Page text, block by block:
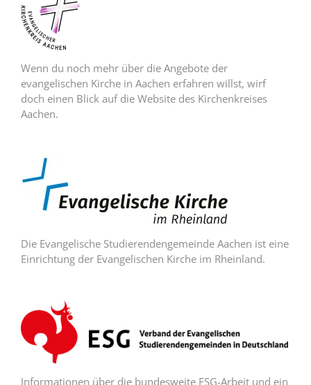
Wenn du noch mehr über die Angebote der
evangelischen Kirche in Aachen erfahren willst, wirf
doch einen Blick auf die Website des Kirchenkreises
Aachen.
Die Evangelische Studierendengemeinde Aachen ist eine
Einrichtung der Evangelischen Kirche im Rheinland.
Informationen über die bundesweite ESG-Arbeit und ein